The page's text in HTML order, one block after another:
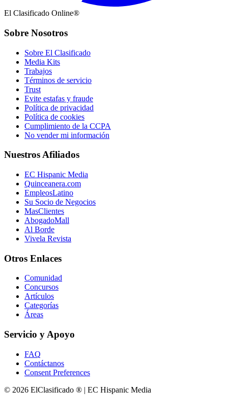
El Clasificado Online®
Sobre Nosotros
Sobre El Clasificado
Media Kits
Trabajos
Términos de servicio
Trust
Evite estafas y fraude
Política de privacidad
Política de cookies
Cumplimiento de la CCPA
No vender mi información
Nuestros Afiliados
EC Hispanic Media
Quinceanera.com
EmpleosLatino
Su Socio de Negocios
MasClientes
AbogadoMall
Al Borde
Vivela Revista
Otros Enlaces
Comunidad
Concursos
Artículos
Categorías
Áreas
Servicio y Apoyo
FAQ
Contáctanos
Consent Preferences
© 2026 ElClasificado ® | EC Hispanic Media